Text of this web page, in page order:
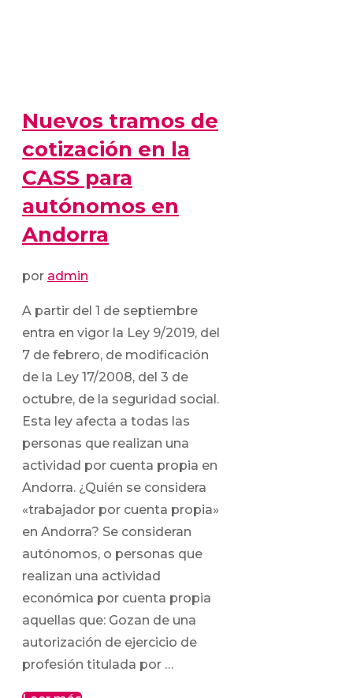
Nuevos tramos de
cotización en la
CASS para
autónomos en
Andorra
por admin
A partir del 1 de septiembre
entra en vigor la Ley 9/2019, del
7 de febrero, de modificación
de la Ley 17/2008, del 3 de
octubre, de la seguridad social.
Esta ley afecta a todas las
personas que realizan una
actividad por cuenta propia en
Andorra. ¿Quién se considera
«trabajador por cuenta propia»
en Andorra? Se consideran
autónomos, o personas que
realizan una actividad
económica por cuenta propia
aquellas que: Gozan de una
autorización de ejercicio de
profesión titulada por …